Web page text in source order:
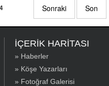
Sonraki Son
İÇERİK HARİTASI
» Haberler
» Köşe Yazarları
» Fotoğraf Galerisi